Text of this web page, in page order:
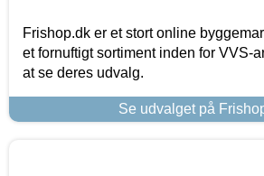
Frishop.dk er et stort online
et fornuftigt sortiment inden for VVS-
at se deres udvalg.
Se udvalget på